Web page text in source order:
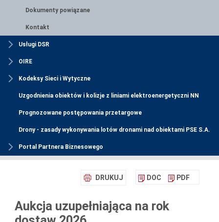
Dokumenty powiązane
Kontakt
Usługi DSR
OIRE
Kodeksy Sieci i Wytyczne
Uzgodnienia obiektów i kolizje z liniami elektroenergetyczni NN
Prognozowane postępowania przetargowe
Drony - zasady wykonywania lotów dronami nad obiektami PSE S.A.
Portal Partnera Biznesowego
DRUKUJ DOC PDF
Aukcja uzupełniająca na rok